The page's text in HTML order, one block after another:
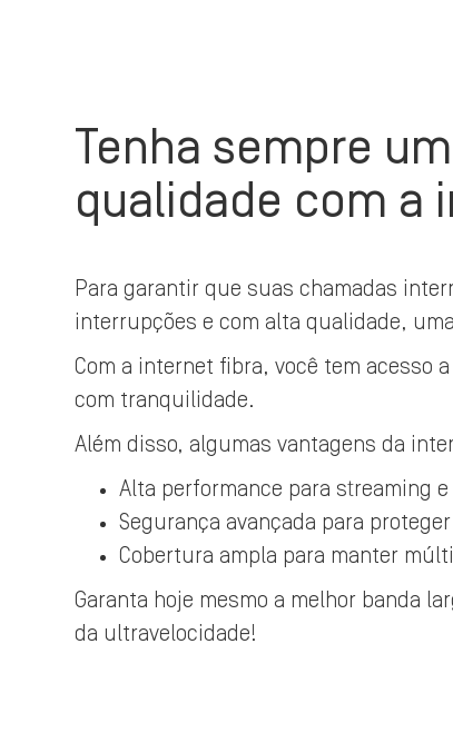
Tenha sempre
qualidade com a
Para garantir que suas chamadas
interrupções e com alta qualidade,
Com a internet fibra, você tem acesso
com tranquilidade.
Além disso, algumas vantagens da
Alta performance para streaming
Segurança avançada para
Cobertura ampla para manter
Garanta hoje mesmo a melhor banda
da ultravelocidade!